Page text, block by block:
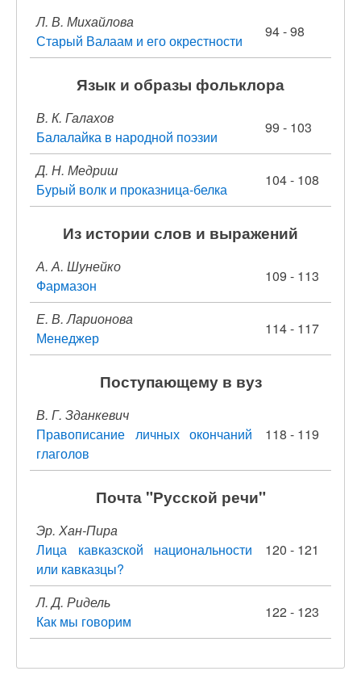
Л. В. Михайлова
Старый Валаам и его окрестности
94 - 98
Язык и образы фольклора
В. К. Галахов
Балалайка в народной поэзии
99 - 103
Д. Н. Медриш
Бурый волк и проказница-белка
104 - 108
Из истории слов и выражений
А. А. Шунейко
Фармазон
109 - 113
Е. В. Ларионова
Менеджер
114 - 117
Поступающему в вуз
В. Г. Зданкевич
Правописание личных окончаний
глаголов
118 - 119
Почта "Русской речи"
Эр. Хан-Пира
Лица кавказской национальности
или кавказцы?
120 - 121
Л. Д. Ридель
Как мы говорим
122 - 123